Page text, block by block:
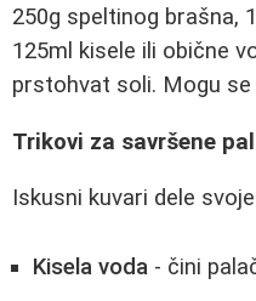
250g speltinog brašna,
125ml kisele ili obične
prstohvat soli. Mogu
Trikovi za savršene
Iskusni kuvari dele
Kisela voda - čini